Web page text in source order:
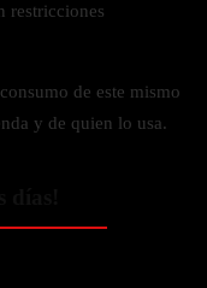
restricciones
de este mismo
y de quien lo usa.